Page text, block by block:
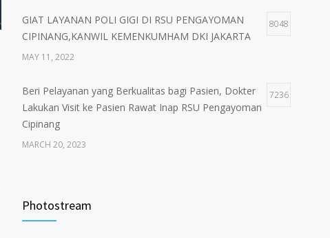
GIAT LAYANAN POLI GIGI DI RSU PENGAYOMAN
CIPINANG,KANWIL KEMENKUMHAM DKI JAKARTA
8048
MAY 11, 2022
Beri Pelayanan yang Berkualitas bagi Pasien, Dokter
Lakukan Visit ke Pasien Rawat Inap RSU Pengayoman
Cipinang
7236
MARCH 20, 2023
Photostream